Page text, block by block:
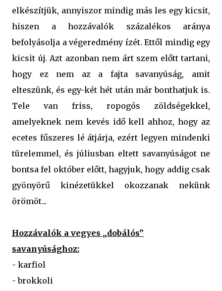
elkészítjük, annyiszor mindig más les egy kicsit,
hiszen a hozzávalók százalékos aránya
befolyásolja a végeredmény ízét. Ettől mindig egy
kicsit új. Azt azonban nem árt szem előtt tartani,
hogy ez nem az a fajta savanyúság, amit
elteszünk, és egy-két hét után már bonthatjuk is.
Tele van friss, ropogós zöldségekkel,
amelyeknek nem kevés idő kell ahhoz, hogy az
ecetes fűszeres lé átjárja, ezért legyen mindenki
türelemmel, és júliusban eltett savanyúságot ne
bontsa fel október előtt, hagyjuk, hogy addig csak
gyönyörű kinézetükkel okozzanak nekünk
örömöt...
Hozzávalók a vegyes „dobálós”
savanyúsághoz:
- karfiol
- brokkoli